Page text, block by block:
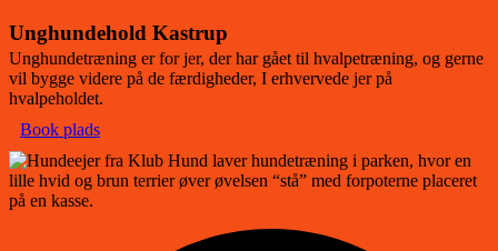
Unghundehold Kastrup
Unghundetræning er for jer, der har gået til hvalpetræning, og gerne
vil bygge videre på de færdigheder, I erhvervede jer på
hvalpeholdet.
Book plads